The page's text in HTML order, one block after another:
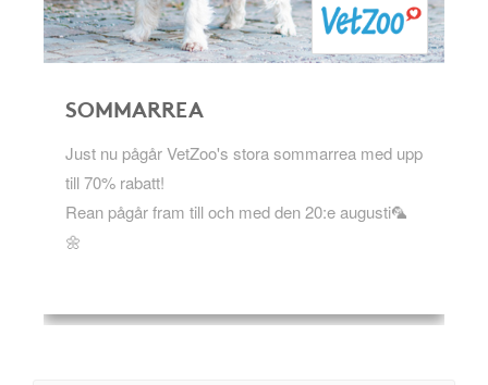
SOMMARREA
Just nu pågår VetZoo's stora sommarrea med upp
till 70% rabatt!
Rean pågår fram till och med den 20:e augusti🦜
🌼